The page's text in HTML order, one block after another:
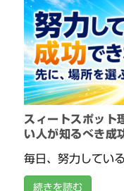
スィートスポット
い人が知るべき成
毎日、努力してい
続きを読む